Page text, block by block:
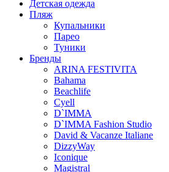
Детская одежда
Пляж
Купальники
Парео
Туники
Бренды
ARINA FESTIVITA
Bahama
Beachlife
Cyell
D`IMMA
D`IMMA Fashion Studio
David & Vacanze Italiane
DizzyWay
Iconique
Magistral